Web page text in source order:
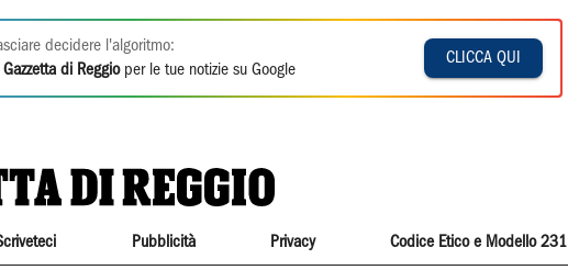
decidere l'algoritmo:
Gazzetta di Reggioper le tue notizie su Google
CLICCA QUI
Pubblicità Privacy Codice Etico e Modello 231